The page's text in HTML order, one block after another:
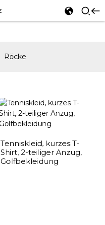
Röcke
Tenniskleid, kurzes T-
Shirt, 2-teiliger Anzug,
Golfbekleidung